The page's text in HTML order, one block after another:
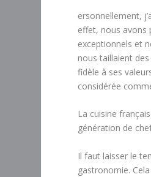
ersonnellement,
effet, nous avons
exceptionnels et
nous taillaient
fidèle à ses
considérée
La cuisine
génération de
Il faut laisser le
gastronomie.